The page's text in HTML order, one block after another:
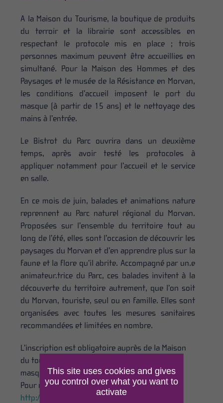
A la Maison du Tourisme, la boutique de produits
du terroir et la librairie sont accessibles en
respectant le protocole mis en place ; trois
personnes maximum peuvent être accueillies en
simultané. Pour la Maison des Hommes et des
Paysages et le musée de la Résistance en Morvan,
les conditions d’accueil imposent le port du
masque (à partir de 15 ans) et le nettoyage des
mains à l’entrée.
Le Bistrot du Parc ouvrira dans un deuxième
temps, après avoir testé les protocoles à
appliquer notamment pour l’accueil et le service
en salle.
En ce mois de juin, balades et animations nature
reprennent au Parc naturel régional du Morvan.
Proposées sur l’ensemble du territoire tout au
long de l’été, elles sont l’occasion de découvrir les
paysages du Morvan et d’en apprendre plus sur la
faune et la flore qu’il abrite. Accompagné par un.e
animateur.trice du Parc, ces balades invitent à la
découverte du territoire autrement, que l’on soit
du Morvan, touriste, seul ou en famille. Elles sont
organisées avec toutes les mesures sanitaires
recommandées et limitées en nombre.
L’inscription est obligatoire auprès de la Maison
du tourisme du Parc du Morvan, le port du
masque souhaité.
Pour retrouver toutes les balades c’est ici :
http://tourisme.parcdumorvan.org
This site uses cookies and gives
you control over what you want to
activate